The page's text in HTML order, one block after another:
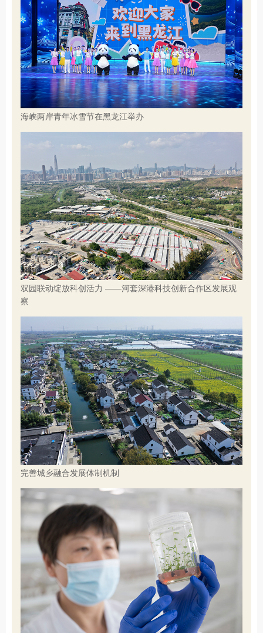
海峡两岸青年冰雪节在黑龙江举办
双园联动绽放科创活力 ——河套深港科技创新合作区发展观
察
完善城乡融合发展体制机制